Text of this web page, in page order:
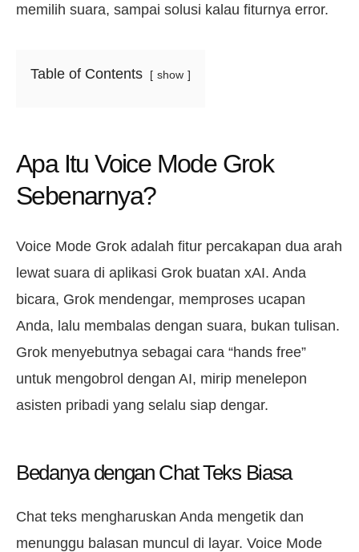
memilih suara, sampai solusi kalau fiturnya error.
Table of Contents show
Apa Itu Voice Mode Grok
Sebenarnya?
Voice Mode Grok adalah fitur percakapan dua arah
lewat suara di aplikasi Grok buatan xAI. Anda
bicara, Grok mendengar, memproses ucapan
Anda, lalu membalas dengan suara, bukan tulisan.
Grok menyebutnya sebagai cara “hands free”
untuk mengobrol dengan AI, mirip menelepon
asisten pribadi yang selalu siap dengar.
Bedanya dengan Chat Teks Biasa
Chat teks mengharuskan Anda mengetik dan
menunggu balasan muncul di layar. Voice Mode